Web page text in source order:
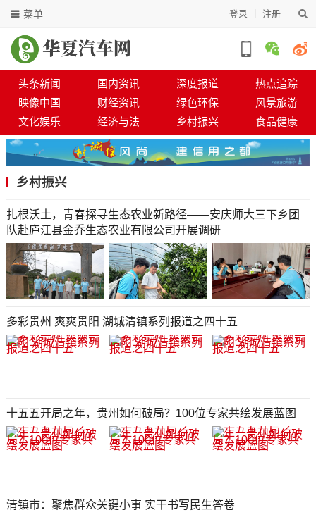
登录 注册
菜单
头条新闻 国内资讯 深度报道
热点追踪
映像中国
财经资讯 绿色环保
风景旅游
文化娱乐
经济与法 乡村振兴 食品健康
乡村振兴
扎根沃土，青春探寻生态农业新路径——安庆师大三下乡团
队赴庐江县金乔生态农业有限公司开展调研
多彩贵州 爽爽贵阳 湖城清镇系列报道之四十五
十五五开局之年，贵州如何破局？100位专家共绘发展蓝图
清镇市：聚焦群众关键小事 实干书写民生答卷